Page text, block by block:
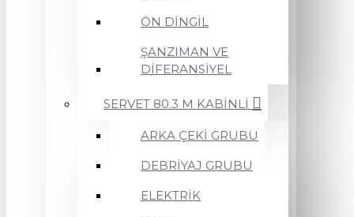
ÖN DİNGİL
ŞANZIMAN VE
DİFERANSİYEL
SERVET 80.3 M KABİNLİ
ARKA ÇEKİ GRUBU
DEBRİYAJ GRUBU
ELEKTRİK